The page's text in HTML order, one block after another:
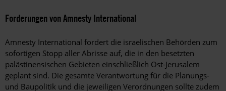
Forderungen von Amnesty International
Amnesty International fordert die israelischen Behörden zum
sofortigen Stopp aller Abrisse auf, die in den besetzten
palästinensischen Gebieten einschließlich Ost-Jerusalem
geplant sind. Die gesamte Verantwortung für die Planungs-
und Baupolitik und die jeweiligen Verordnungen sollte zudem